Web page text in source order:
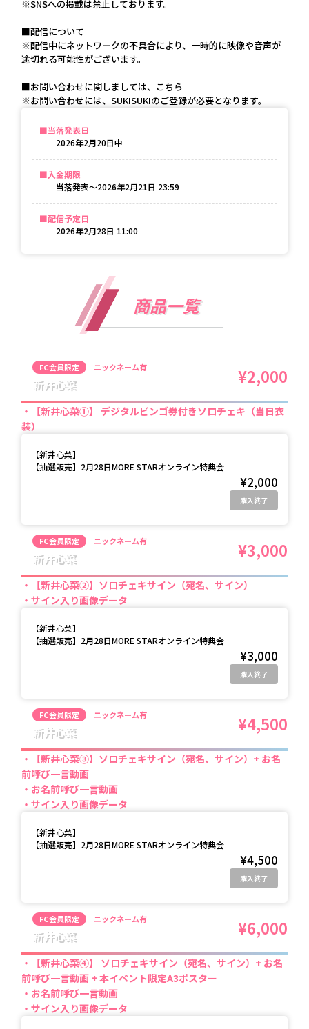
※SNSへの掲載は禁止しております。
■配信について
※配信中にネットワークの不具合により、一時的に映像や音声が
途切れる可能性がございます。
■お問い合わせに関しましては、こちら
※お問い合わせには、SUKISUKIのご登録が必要となります。
当落発表日
2026年2月20日中
入金期限
当落発表〜2026年2月21日 23:59
配信予定日
2026年2月28日 11:00
商品一覧
FC会員限定 ニックネーム有
新井心菜 ¥2,000
【新井心菜①】 デジタルビンゴ券付きソロチェキ（当日衣
装）
【新井心菜】
【抽選販売】2月28日MORE STARオンライン特典会
¥2,000
購入終了
FC会員限定 ニックネーム有
新井心菜 ¥3,000
【新井心菜②】ソロチェキサイン（宛名、サイン）
サイン入り画像データ
【新井心菜】
【抽選販売】2月28日MORE STARオンライン特典会
¥3,000
購入終了
FC会員限定 ニックネーム有
新井心菜 ¥4,500
【新井心菜③】ソロチェキサイン（宛名、サイン）+ お名
前呼び一言動画
お名前呼び一言動画
サイン入り画像データ
【新井心菜】
【抽選販売】2月28日MORE STARオンライン特典会
¥4,500
購入終了
FC会員限定 ニックネーム有
新井心菜 ¥6,000
【新井心菜④】 ソロチェキサイン（宛名、サイン）+ お名
前呼び一言動画 + 本イベント限定A3ポスター
お名前呼び一言動画
サイン入り画像データ